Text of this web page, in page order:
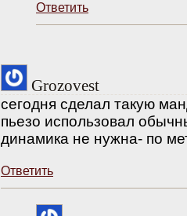
Ответить
Grozovest
сегодня сделал такую
пьезо использовал
динамика не нужна- по
Ответить